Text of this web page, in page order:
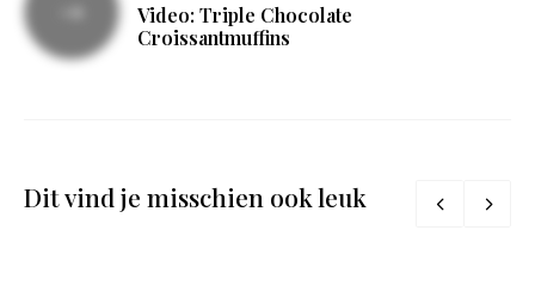
Video: Triple Chocolate
Croissantmuffins
Dit vind je misschien ook leuk